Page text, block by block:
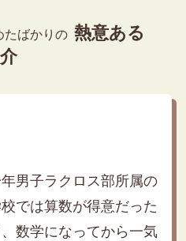
たばかりの 熱意ある
男子ラクロス部所属の
では算数が得意だった
数学になってから一気